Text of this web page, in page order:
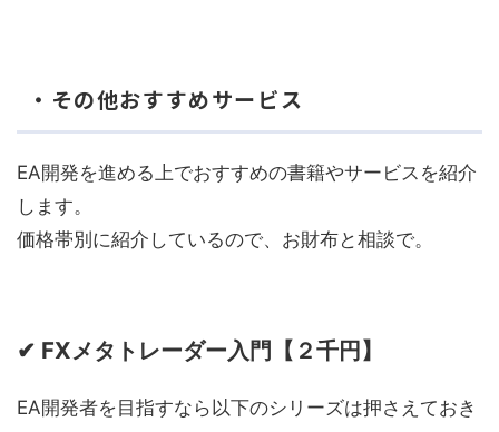
・その他おすすめサービス
EA開発を進める上でおすすめの書籍やサービスを紹介
します。
価格帯別に紹介しているので、お財布と相談で。
✔ FXメタトレーダー入門【２千円】
EA開発者を目指すなら以下のシリーズは押さえておき